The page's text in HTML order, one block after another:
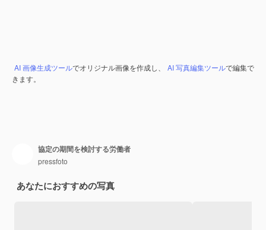
AI 画像生成ツールでオリジナル画像を作成し、 AI 写真編集ツールで編集で
きます。
協定の期間を検討する労働者
pressfoto
あなたにおすすめの写真